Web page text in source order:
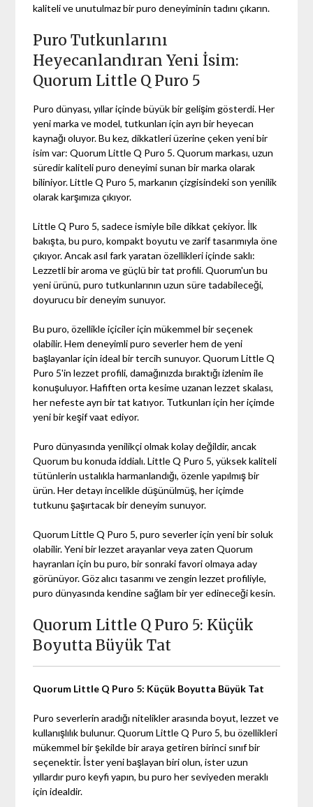
kaliteli ve unutulmaz bir puro deneyiminin tadını çıkarın.
Puro Tutkunlarını
Heyecanlandıran Yeni İsim:
Quorum Little Q Puro 5
Puro dünyası, yıllar içinde büyük bir gelişim gösterdi. Her
yeni marka ve model, tutkunları için ayrı bir heyecan
kaynağı oluyor. Bu kez, dikkatleri üzerine çeken yeni bir
isim var: Quorum Little Q Puro 5. Quorum markası, uzun
süredir kaliteli puro deneyimi sunan bir marka olarak
biliniyor. Little Q Puro 5, markanın çizgisindeki son yenilik
olarak karşımıza çıkıyor.
Little Q Puro 5, sadece ismiyle bile dikkat çekiyor. İlk
bakışta, bu puro, kompakt boyutu ve zarif tasarımıyla öne
çıkıyor. Ancak asıl fark yaratan özellikleri içinde saklı:
Lezzetli bir aroma ve güçlü bir tat profili. Quorum'un bu
yeni ürünü, puro tutkunlarının uzun süre tadabileceği,
doyurucu bir deneyim sunuyor.
Bu puro, özellikle içiciler için mükemmel bir seçenek
olabilir. Hem deneyimli puro severler hem de yeni
başlayanlar için ideal bir tercih sunuyor. Quorum Little Q
Puro 5'in lezzet profili, damağınızda bıraktığı izlenim ile
konuşuluyor. Hafiften orta kesime uzanan lezzet skalası,
her nefeste ayrı bir tat katıyor. Tutkunları için her içimde
yeni bir keşif vaat ediyor.
Puro dünyasında yenilikçi olmak kolay değildir, ancak
Quorum bu konuda iddialı. Little Q Puro 5, yüksek kaliteli
tütünlerin ustalıkla harmanlandığı, özenle yapılmış bir
ürün. Her detayı incelikle düşünülmüş, her içimde
tutkunu şaşırtacak bir deneyim sunuyor.
Quorum Little Q Puro 5, puro severler için yeni bir soluk
olabilir. Yeni bir lezzet arayanlar veya zaten Quorum
hayranları için bu puro, bir sonraki favori olmaya aday
görünüyor. Göz alıcı tasarımı ve zengin lezzet profiliyle,
puro dünyasında kendine sağlam bir yer edineceği kesin.
Quorum Little Q Puro 5: Küçük
Boyutta Büyük Tat
Quorum Little Q Puro 5: Küçük Boyutta Büyük Tat
Puro severlerin aradığı nitelikler arasında boyut, lezzet ve
kullanışlılık bulunur. Quorum Little Q Puro 5, bu özellikleri
mükemmel bir şekilde bir araya getiren birinci sınıf bir
seçenektir. İster yeni başlayan biri olun, ister uzun
yıllardır puro keyfi yapın, bu puro her seviyeden meraklı
için idealdir.